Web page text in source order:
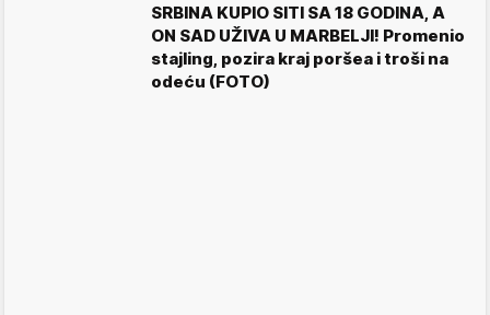
SRBINA KUPIO SITI SA 18 GODINA, A
ON SAD UŽIVA U MARBELJI! Promenio
stajling, pozira kraj poršea i troši na
odeću (FOTO)